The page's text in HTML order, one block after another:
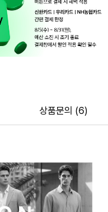
상품문의 (6)